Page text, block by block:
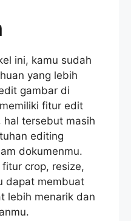
ini, kamu sudah
yang lebih
gambar di
fitur edit
hal tersebut masih
editing
dokumenmu.
crop, resize,
dapat membuat
lebih menarik dan